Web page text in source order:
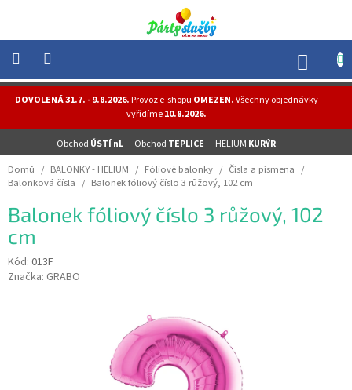
obsah
DOVOLENÁ 31.7. - 9.8.2026.Provoz e-shopu OMEZEN.Všechny objednávky
vyřídíme10.8.2026.
Obchod ÚSTÍ nL Obchod TEPLICE HELIUM KURÝR
NOVINKY
HELIUM
-
OSLAVY
MASKY
-
KOSTÝMY
Domů / BALONKY - HELIUM / Fóliové balonky / Čísla a písmena /
Balonková čísla / Balonek fóliový číslo 3 růžový, 102 cm
Balonek fóliový číslo 3 růžový, 102
cm
Kód: 013F
Značka: GRABO